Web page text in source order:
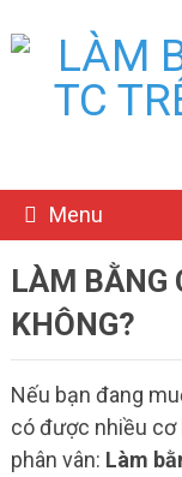
Menu
LÀM BẰNG
KHÔNG?
Nếu bạn đang
có được nhiều cơ
phân vân: Làm